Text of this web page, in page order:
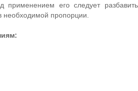
применением его следует разбавить
необходимой пропорции.